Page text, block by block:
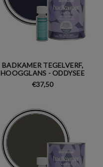
BADKAMER TEGELVERF,
HOOGGLANS - ODDYSEE
€37,50